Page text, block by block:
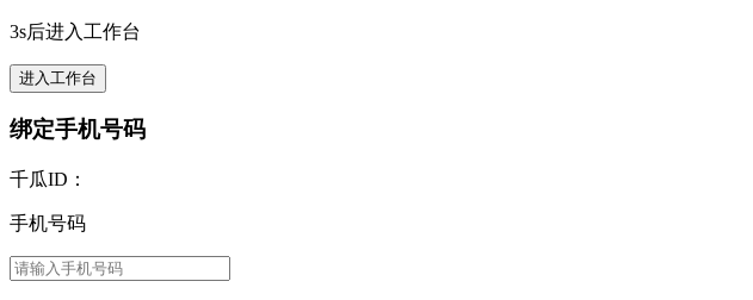
3s后进入工作台
进入工作台
绑定手机号码
千瓜ID：
手机号码